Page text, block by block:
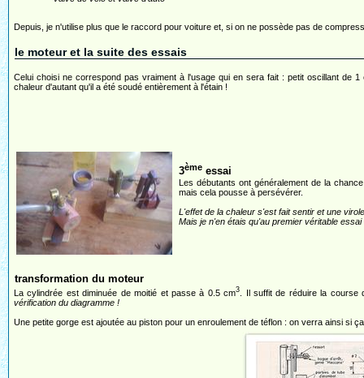
Depuis, je n'utilise plus que le raccord pour voiture et, si on ne possède pas de
le moteur et la suite des essais
Celui choisi ne correspond pas vraiment à l'usage qui en sera fait : petit oscillant de 1
chaleur d'autant qu'il a été soudé entièrement à l'étain !
3ème essai
Les débutants ont généralement de la
mais cela pousse à persévérer.
L'effet de la chaleur s'est fait sentir et une
Mais je n'en étais qu'au premier véritable
transformation du moteur
La cylindrée est diminuée de moitié et passe à 0.5 cm3
. Il suffit de réduire la
vérification du diagramme !
Une petite gorge est ajoutée au piston pour un enroulement de téflon : on verra ainsi si